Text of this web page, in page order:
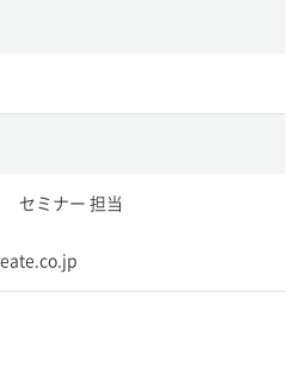
セミナー 担当